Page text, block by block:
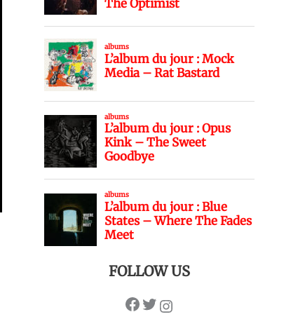
FOLLOW US